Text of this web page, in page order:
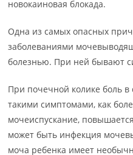
новокаиновая блокада.
Одна из самых опасных
заболеваниями
болезнью. При ней бывают
При почечной колике боль
такими симптомами, как
мочеиспускание,
может быть инфекция
моча ребенка имеет